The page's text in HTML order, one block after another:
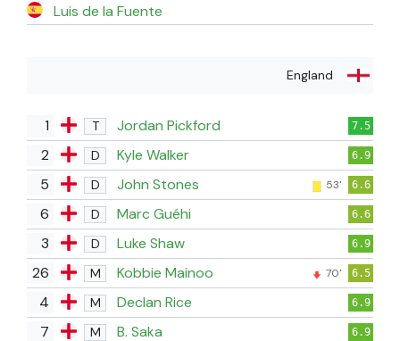
Luis de la Fuente
England
1 T Jordan Pickford 7.5
2 D Kyle Walker 6.9
5 D John Stones 53' 6.6
6 D Marc Guéhi 6.6
3 D Luke Shaw 6.9
26 M Kobbie Mainoo 70' 6.5
4 M Declan Rice 6.9
7 M B. Saka 6.9